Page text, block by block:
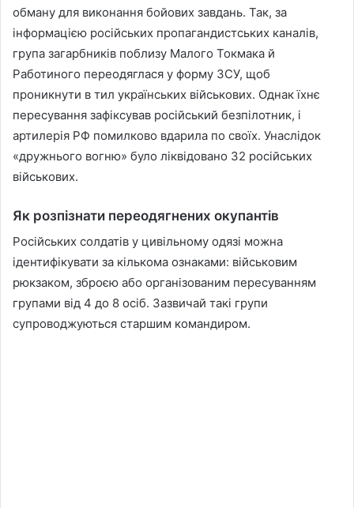
обману для виконання бойових завдань. Так, за
інформацією російських пропагандистських каналів,
група загарбників поблизу Малого Токмака й
Работиного переодяглася у форму ЗСУ, щоб
проникнути в тил українських військових. Однак їхнє
пересування зафіксував російський безпілотник, і
артилерія РФ помилково вдарила по своїх. Унаслідок
«дружнього вогню» було ліквідовано 32 російських
військових.
Як розпізнати переодягнених окупантів
Російських солдатів у цивільному одязі можна
ідентифікувати за кількома ознаками: військовим
рюкзаком, зброєю або організованим пересуванням
групами від 4 до 8 осіб. Зазвичай такі групи
супроводжуються старшим командиром.